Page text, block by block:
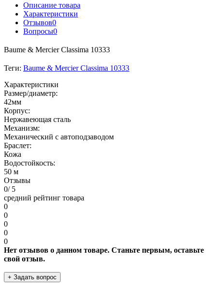
Описание товара
Характеристики
Отзывов0
Вопросы0
Baume & Mercier Classima 10333
Теги: Baume & Mercier Classima 10333
Характеристики
Размер/диаметр:
42мм
Корпус:
Нержавеющая сталь
Механизм:
Механический с автоподзаводом
Браслет:
Кожа
Водостойкость:
50 м
Отзывы
0/ 5
средний рейтинг товара
0
0
0
0
0
Нет отзывов о данном товаре. Станьте первым, оставьте
свой отзыв.
+ Задать вопрос